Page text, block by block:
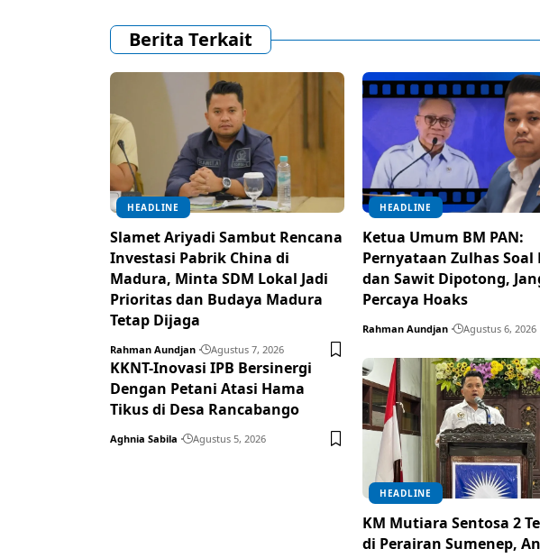
Berita Terkait
HEADLINE
Slamet Ariyadi Sambut Rencana
Investasi Pabrik China di
Madura, Minta SDM Lokal Jadi
Prioritas dan Budaya Madura
Tetap Dijaga
Rahman Aundjan Agustus 7, 2026
HEADLINE
Ketua Umum BM PAN:
Pernyataan Zulhas Soal
dan Sawit Dipotong,
Percaya Hoaks
Rahman Aundjan Agustus 6, 2026
KKNT-Inovasi IPB Bersinergi
Dengan Petani Atasi Hama
Tikus di Desa Rancabango
Aghnia Sabila Agustus 5, 2026
HEADLINE
KM Mutiara Sentosa 2
di Perairan Sumenep,